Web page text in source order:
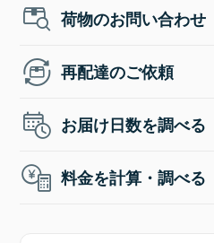
荷物のお問い合わせ
再配達のご依頼
お届け日数を調べる
料金を計算・調べる